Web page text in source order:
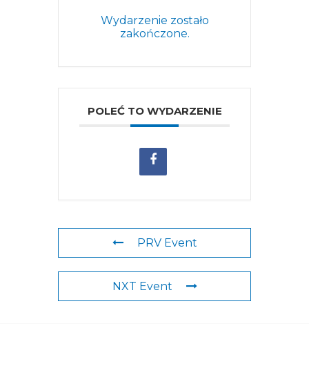
Wydarzenie zostało
zakończone.
POLEĆ TO WYDARZENIE
PRV Event
NXT Event